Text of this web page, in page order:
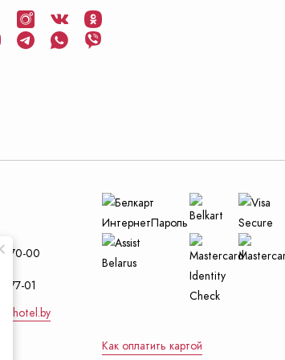
70-00
77-01
hotel.by
Как оплатить картой